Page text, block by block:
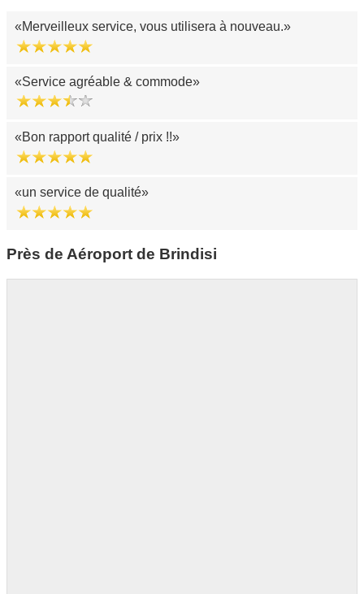
Merveilleux service, vous utilisera à nouveau.
Service agréable & commode
Bon rapport qualité / prix !!
un service de qualité
Près de Aéroport de Brindisi